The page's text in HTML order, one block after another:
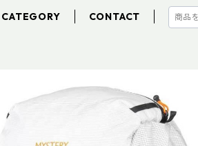
CATEGORY CONTACT